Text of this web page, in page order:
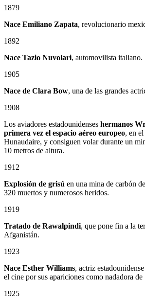
1879
Nace Emiliano Zapata, revolucionario
1892
Nace Tazio Nuvolari, automovilista italiano.
1905
Nace de Clara Bow, una de las grandes
1908
Los aviadores estadounidenses hermanos
primera vez el espacio aéreo europeo, en
Hunaudaire, y consiguen volar durante un
10 metros de altura.
1912
Explosión de grisú en una mina de carbón
320 muertos y numerosos heridos.
1919
Tratado de Rawalpindi, que pone fin a la
Afganistán.
1923
Nace Esther Williams, actriz
el cine por sus apariciones como nadadora de
1925